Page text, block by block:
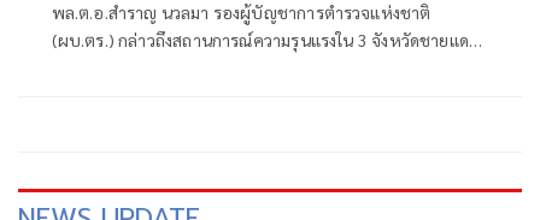
พล.ต.อ.สำราญ นวลมา รองผู้บัญชาการตำรวจแห่งชาติ
(ผบ.ตร.) กล่าวถึงสถานการณ์ความรุนแรงใน 3 จังหวัดชายแดน